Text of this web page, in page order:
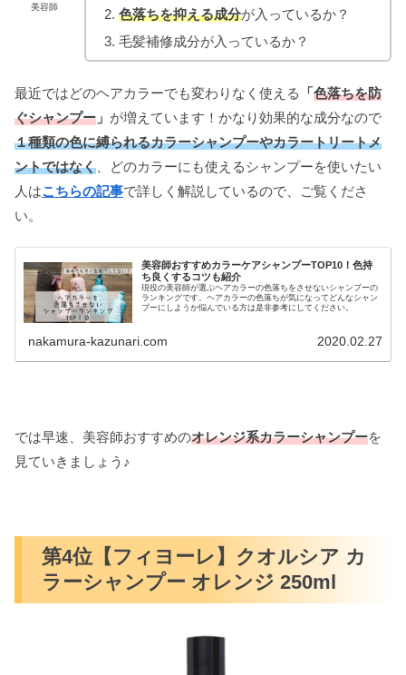
美容師
色落ちを抑える成分が入っているか？
毛髪補修成分が入っているか？
最近ではどのヘアカラーでも変わりなく使える 「色落ちを防
ぐシャンプー 」 が増えています！かなり効果的な成分なので
１種類の色に縛られるカラーシャンプーやカラートリートメ
ントではなく 、どのカラーにも使えるシャンプーを使いたい
人はこちらの記事で詳しく解説しているので、ご覧くださ
い。
美容師おすすめカラーケアシャンプーTOP10！色持
ち良くするコツも紹介
現役の美容師が選ぶヘアカラーの色落ちをさせないシャンプーの
ランキングです。ヘアカラーの色落ちが気になってどんなシャン
プーにしようか悩んでいる方は是非参考にしてください。
nakamura-kazunari.com 2020.02.27
では早速、美容師おすすめのオレンジ系カラーシャンプーを
見ていきましょう♪
第4位【フィヨーレ】クオルシア カ
ラーシャンプー オレンジ 250ml